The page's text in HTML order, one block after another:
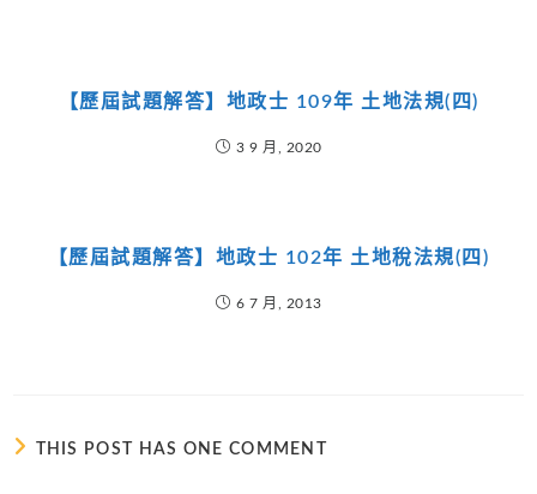
【歷屆試題解答】地政士 109年 土地法規(四)
3 9 月, 2020
【歷屆試題解答】地政士 102年 土地稅法規(四)
6 7 月, 2013
THIS POST HAS ONE COMMENT